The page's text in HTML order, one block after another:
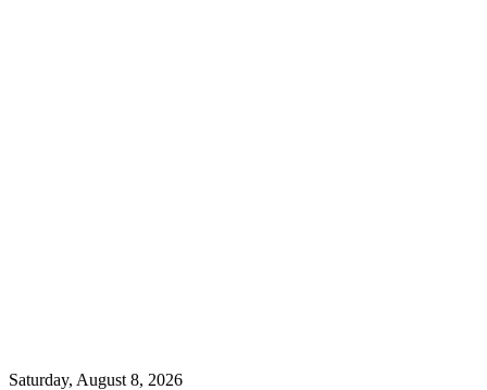
Saturday, August 8, 2026